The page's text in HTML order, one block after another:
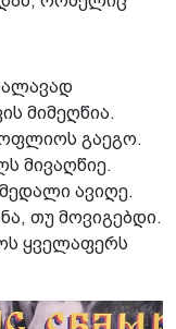
მიმეღწია.
გაეგო.
მივაღწიე.
ავიღე.
თუ მოვიგებდი.
ყველაფერს